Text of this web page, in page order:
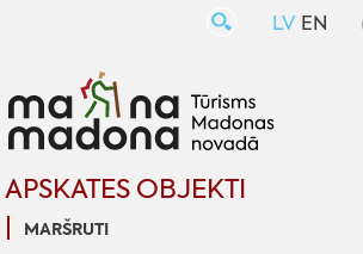
LV EN
APSKATES OBJEKTI
MARŠRUTI